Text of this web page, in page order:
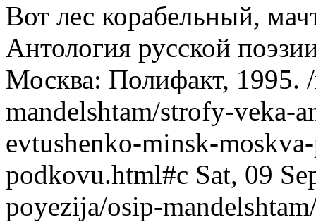
Вот лес корабельный,
Антология русской
Москва: Полифакт, 1995.
mandelshtam/strofy-veka-
evtushenko-minsk-
podkovu.html#c Sat, 09
poyezija/osip-